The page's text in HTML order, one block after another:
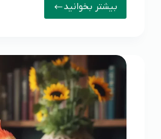
بیشتر بخوانید
آموزش
طوطی
سانان